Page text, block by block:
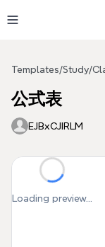
Templates/Study/
公式表
EJBxCJIRLM
Loading preview...